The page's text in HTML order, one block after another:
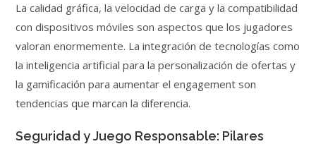
La calidad gráfica, la velocidad de carga y la compatibilidad
con dispositivos móviles son aspectos que los jugadores
valoran enormemente. La integración de tecnologías como
la inteligencia artificial para la personalización de ofertas y
la gamificación para aumentar el engagement son
tendencias que marcan la diferencia.
Seguridad y Juego Responsable: Pilares